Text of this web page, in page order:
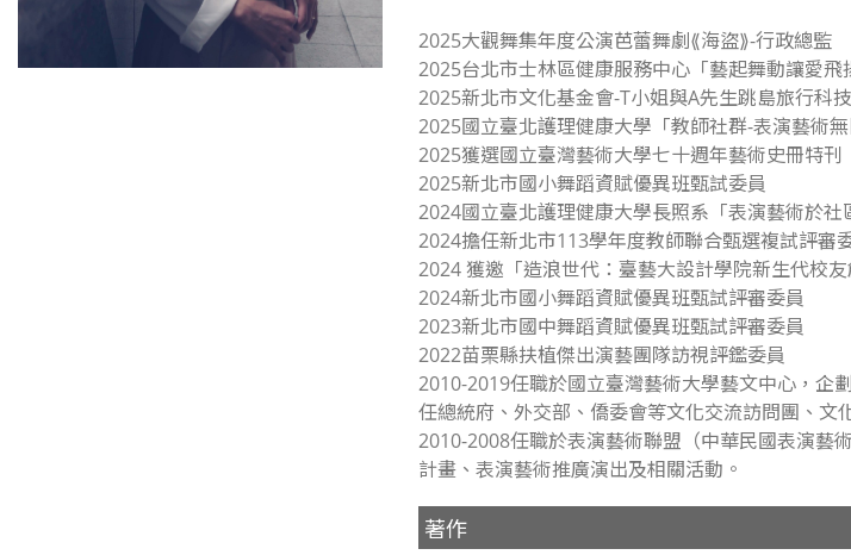
2025大觀舞集年度公演芭蕾舞劇⟪海盜⟫-行政總監
2025台北市士林區健康服務中心「藝起舞動讓愛
2025新北市文化基金會-T小姐與A先生跳島旅行科
2025國立臺北護理健康大學「教師社群-表演藝術
2025獲選國立臺灣藝術大學七十週年藝術史冊特刊
2025新北市國小舞蹈資賦優異班甄試委員
2024國立臺北護理健康大學長照系「表演藝術於
2024擔任新北市113學年度教師聯合甄選複試評審
2024 獲邀「造浪世代：臺藝大設計學院新生代校
2024新北市國小舞蹈資賦優異班甄試評審委員
2023新北市國中舞蹈資賦優異班甄試評審委員
2022苗栗縣扶植傑出演藝團隊訪視評鑑委員
2010-2019任職於國立臺灣藝術大學藝文中心，企
任總統府、外交部、僑委會等文化交流訪問團、文
2010-2008任職於表演藝術聯盟（中華民國表演藝
計畫、表演藝術推廣演出及相關活動。
著作